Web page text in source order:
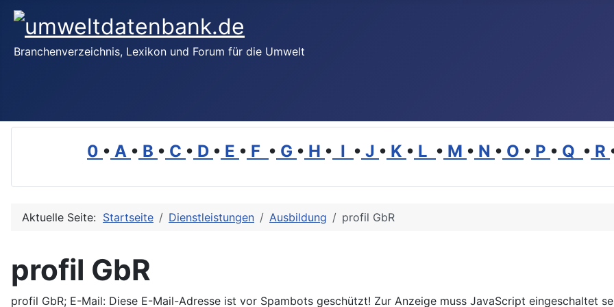
Branchenverzeichnis, Lexikon und Forum für die Umwelt
0 • A • B • C • D • E • F • G • H • I • J • K • L • M • N • O • P • Q • R
Aktuelle Seite: Startseite Dienstleistungen Ausbildung profil GbR
profil GbR
profil GbR; E-Mail: Diese E-Mail-Adresse ist vor Spambots geschützt! Zur Anzeige muss JavaScript eingeschaltet